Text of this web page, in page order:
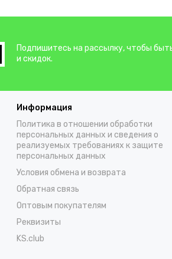
Подпишитесь на рассылку, чтобы
и скидок.
Информация
Политика в отношении обработки
персональных данных и сведения о
реализуемых требованиях к защите
персональных данных
Условия обмена и возврата
Обратная связь
Оптовым покупателям
Реквизиты
KS.club